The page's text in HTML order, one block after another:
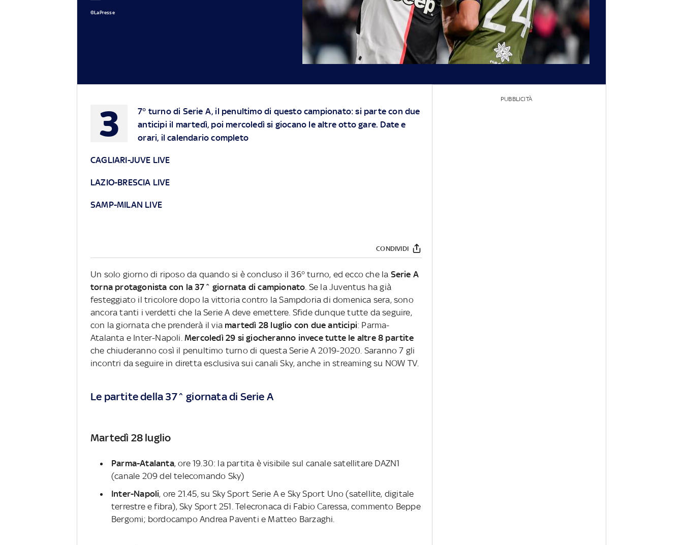
©LaPresse
3
7° turno di Serie A, il penultimo di questo campionato: si parte con due
anticipi il martedì, poi mercoledì si giocano le altre otto gare. Date e
orari, il calendario completo
CAGLIARI-JUVE LIVE
LAZIO-BRESCIA LIVE
SAMP-MILAN LIVE
CONDIVIDI
Un solo giorno di riposo da quando si è concluso il 36° turno, ed ecco che la Serie A
torna protagonista con la 37^ giornata di campionato. Se la Juventus ha già
festeggiato il tricolore dopo la vittoria contro la Sampdoria di domenica sera, sono
ancora tanti i verdetti che la Serie A deve emettere. Sfide dunque tutte da seguire,
con la giornata che prenderà il via martedì 28 luglio con due anticipi: Parma-
Atalanta e Inter-Napoli. Mercoledì 29 si giocheranno invece tutte le altre 8 partite
che chiuderanno così il penultimo turno di questa Serie A 2019-2020. Saranno 7 gli
incontri da seguire in diretta esclusiva sui canali Sky, anche in streaming su NOW TV.
Le partite della 37^ giornata di Serie A
Martedì 28 luglio
Parma-Atalanta, ore 19.30: la partita è visibile sul canale satellitare DAZN1
(canale 209 del telecomando Sky)
Inter-Napoli, ore 21.45, su Sky Sport Serie A e Sky Sport Uno (satellite, digitale
terrestre e fibra), Sky Sport 251. Telecronaca di Fabio Caressa, commento Beppe
Bergomi; bordocampo Andrea Paventi e Matteo Barzaghi.
PUBBLICITÀ